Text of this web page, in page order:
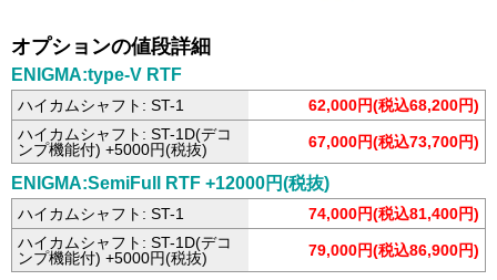
オプションの値段詳細
ENIGMA:type-V RTF
ハイカムシャフト: ST-1
62,000円(税込68,200円)
ハイカムシャフト: ST-1D(デコ
ンプ機能付) +5000円(税抜)
67,000円(税込73,700円)
ENIGMA:SemiFull RTF +12000円(税抜)
ハイカムシャフト: ST-1
74,000円(税込81,400円)
ハイカムシャフト: ST-1D(デコ
ンプ機能付) +5000円(税抜)
79,000円(税込86,900円)